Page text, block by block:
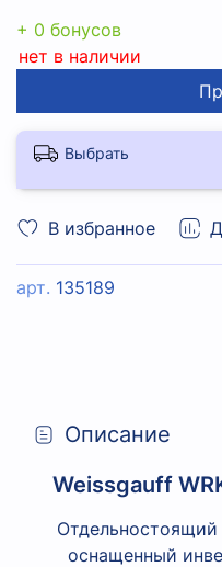
В избранное
арт. 135189
+ 0 бонусов
нет в наличии
Выбрать
Описание
Weissgauff
Отдельностоящий
оснащенный